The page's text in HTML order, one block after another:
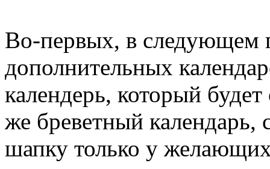
Во-первых, в следующем
дополнительных
календерь, который
же бреветный календарь,
шапку только у